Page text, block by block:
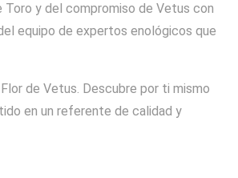
Toro y del compromiso de Vetus con
equipo de expertos enológicos que
de Vetus. Descubre por ti mismo
en un referente de calidad y